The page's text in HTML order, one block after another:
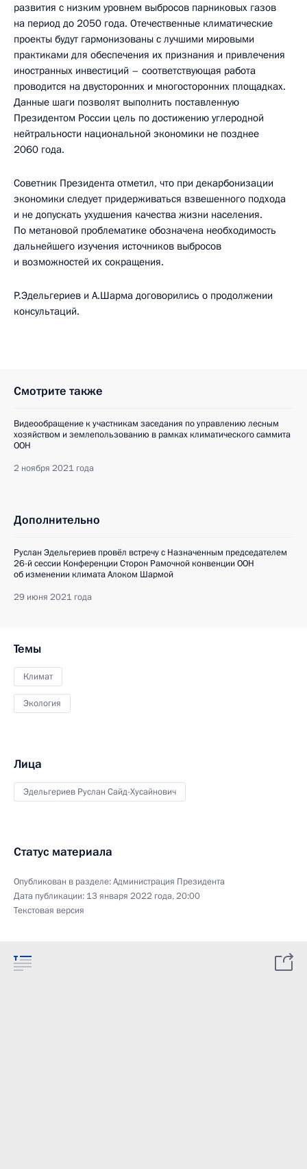
развития с низким уровнем выбросов парниковых газов
на период до 2050 года. Отечественные климатические
проекты будут гармонизованы с лучшими мировыми
практиками для обеспечения их признания и привлечения
иностранных инвестиций – соответствующая работа
проводится на двусторонних и многосторонних площадках.
Данные шаги позволят выполнить поставленную
Президентом России цель по достижению углеродной
нейтральности национальной экономики не позднее
2060 года.
Советник Президента отметил, что при декарбонизации
экономики следует придерживаться взвешенного подхода
и не допускать ухудшения качества жизни населения.
По метановой проблематике обозначена необходимость
дальнейшего изучения источников выбросов
и возможностей их сокращения.
Р.Эдельгериев и А.Шарма договорились о продолжении
консультаций.
Смотрите также
Видеообращение к участникам заседания по управлению лесным
хозяйством и землепользованию в рамках климатического саммита
ООН
2 ноября 2021 года
Дополнительно
Руслан Эдельгериев провёл встречу с Назначенным председателем
26-й сессии Конференции Сторон Рамочной конвенции ООН
об изменении климата Алоком Шармой
29 июня 2021 года
Темы
Климат
Экология
Лица
Эдельгериев Руслан Сайд-Хусайнович
Статус материала
Опубликован в разделе:Администрация Президента
Дата публикации: 13 января 2022 года, 20:00
Текстовая версия